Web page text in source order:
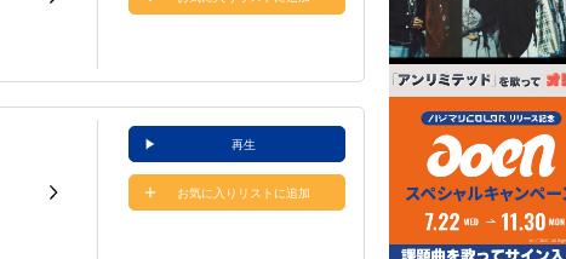
再生
お気に入りリストに追加